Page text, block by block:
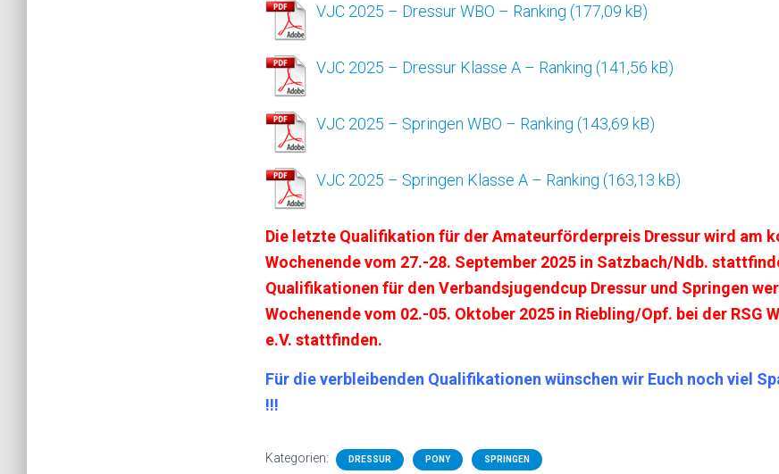
VJC 2025 – Dressur WBO – Ranking
VJC 2025 – Dressur Klasse A – Ranking
VJC 2025 – Springen WBO – Ranking
VJC 2025 – Springen Klasse A – Ranking
Die letzte Qualifikation für der Amateurförderpreis Dressur wird am
Wochenende vom 27.-28. September 2025 in Satzbach/Ndb.
Qualifikationen für den Verbandsjugendcup Dressur und Springen
Wochenende vom 02.-05. Oktober 2025 in Riebling/Opf. bei der RSG
e.V. stattfinden.
Für die verbleibenden Qualifikationen wünschen wir Euch noch viel
!!!
Kategorien: DRESSUR PONY SPRINGEN